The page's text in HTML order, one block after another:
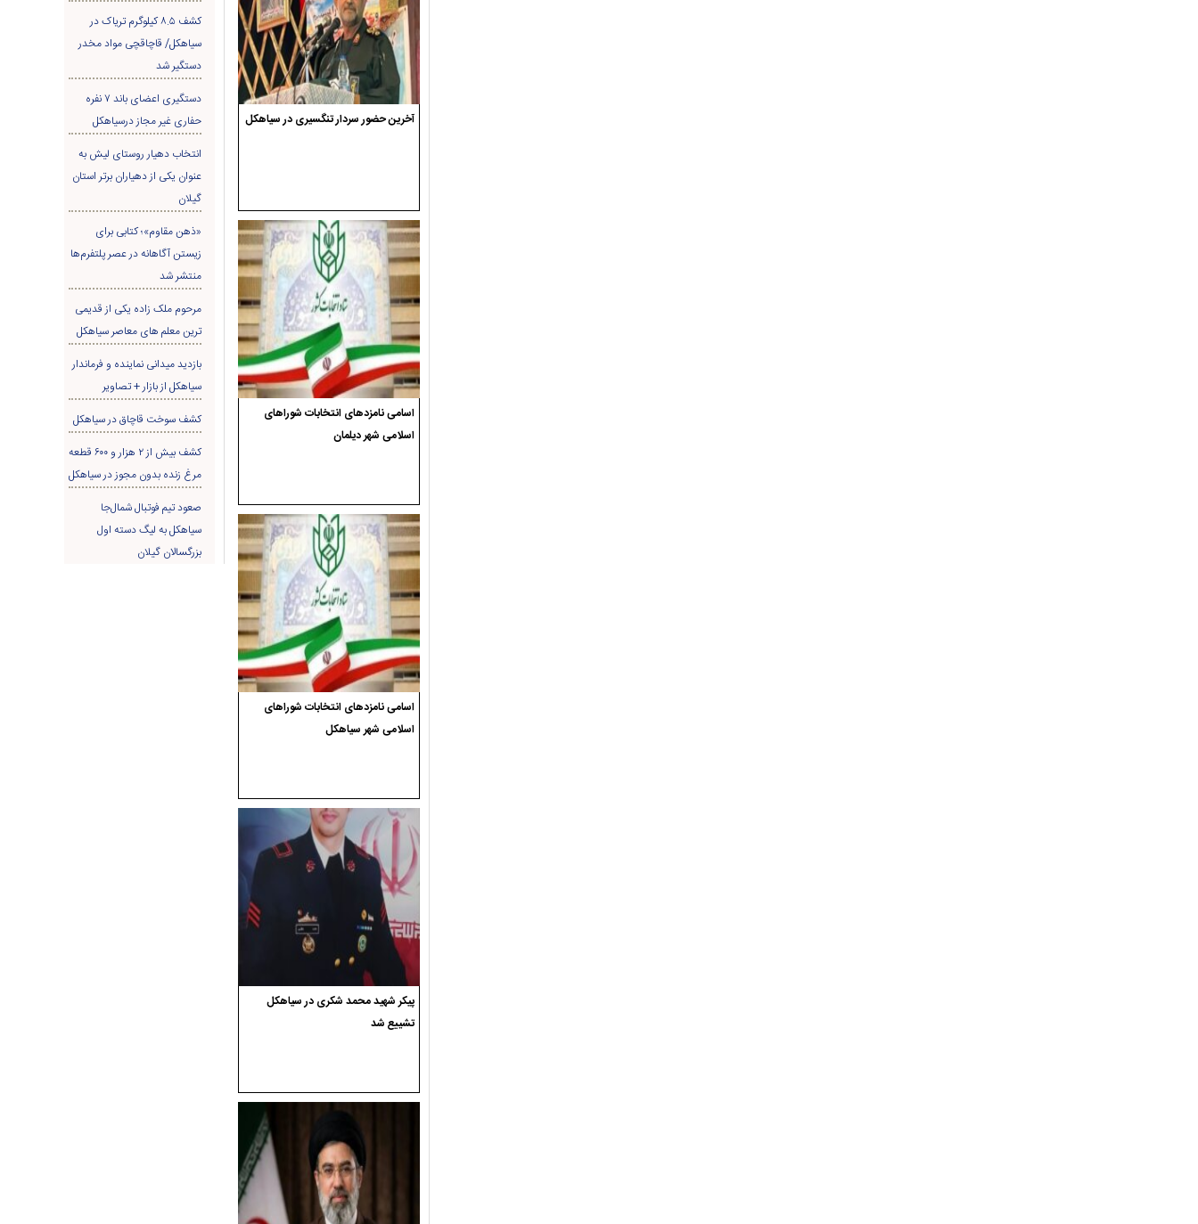
آخرین حضور سردار تنگسیری در سیاهکل
اسامی نامزدهای انتخابات شوراهای
اسلامی شهر دیلمان
اسامی نامزدهای انتخابات شوراهای
اسلامی شهر سیاهکل
پیکر شهید محمد شکری در سیاهکل
تشییع شد
کشف ۸.۵ کیلوگرم تریاک در
سیاهکل/ قاچاقچی مواد مخدر
دستگیر شد
دستگیری اعضای باند ۷ نفره
حفاری غير مجاز درسیاهکل
انتخاب دهیار روستای لیش به
عنوان یکی از دهیاران برتر استان
گیلان
«ذهن مقاوم»؛ کتابی برای
زیستن آگاهانه در عصر پلتفرم‌ها
منتشر شد
مرحوم ملک زاده یکی از قدیمی
ترین معلم های معاصر سیاهکل
بازدید میدانی نماینده و فرماندار
سیاهکل از بازار + تصاویر
کشف سوخت قاچاق در سياهکل
کشف بیش از ۲ هزار و ۶۰۰ قطعه
مرغ زنده بدون مجوز در سیاهکل
صعود تیم فوتبال شمال‌جا‌
سیاهکل به لیگ دسته اول
بزرگسالان گیلان